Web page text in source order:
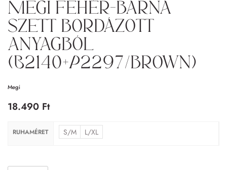
Megi fehér-barna
szett bordázott
anyagból
(B2140+P2297/brown)
Megi
18.490 Ft
RUHAMÉRET S/M L/XL